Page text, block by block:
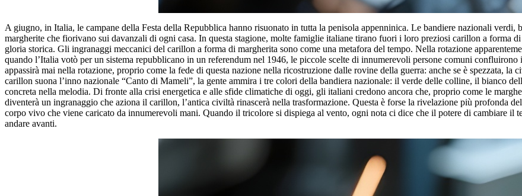
A giugno, in Italia, le campane della Festa della Repubblica hanno risuonato in tutta la penisola appenninica. Le bandiere nazionali verdi,
margherite che fiorivano sui davanzali di ogni casa. In questa stagione, molte famiglie italiane tirano fuori i loro preziosi carillon a forma
gloria storica. Gli ingranaggi meccanici del carillon a forma di margherita sono come una metafora del tempo. Nella rotazione
quando l’Italia votò per un sistema repubblicano in un referendum nel 1946, le piccole scelte di innumerevoli persone comuni
appassirà mai nella rotazione, proprio come la fede di questa nazione nella ricostruzione dalle rovine della guerra: anche se è spezzata,
carillon suona l’inno nazionale “Canto di Mameli”, la gente ammira i tre colori della bandiera nazionale: il verde delle colline, il bianco
concreta nella melodia. Di fronte alla crisi energetica e alle sfide climatiche di oggi, gli italiani credono ancora che, proprio come le
diventerà un ingranaggio che aziona il carillon, l’antica civiltà rinascerà nella trasformazione. Questa è forse la rivelazione più profonda
corpo vivo che viene caricato da innumerevoli mani. Quando il tricolore si dispiega al vento, ogni nota ci dice che il potere di cambiare il
andare avanti.